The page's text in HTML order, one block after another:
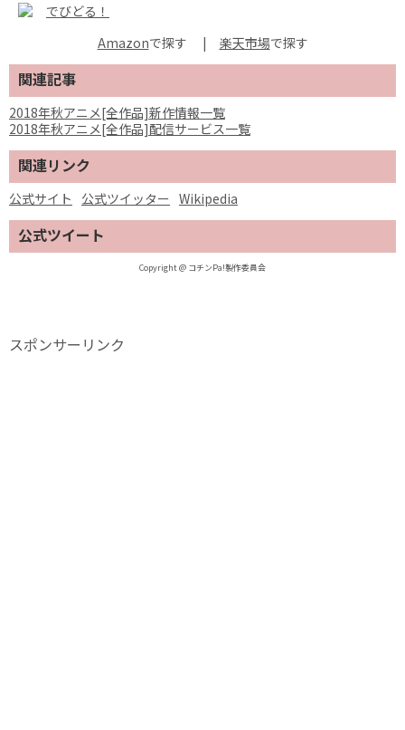
でびどる！
Amazonで探す | 楽天市場
関連記事
2018年秋アニメ[全作品]新作情報一覧
2018年秋アニメ[全作品]配信サービス一覧
関連リンク
公式サイト 公式ツイッター Wikipedia
公式ツイート
Copyright @ コチンPa!製作委員会
スポンサーリンク